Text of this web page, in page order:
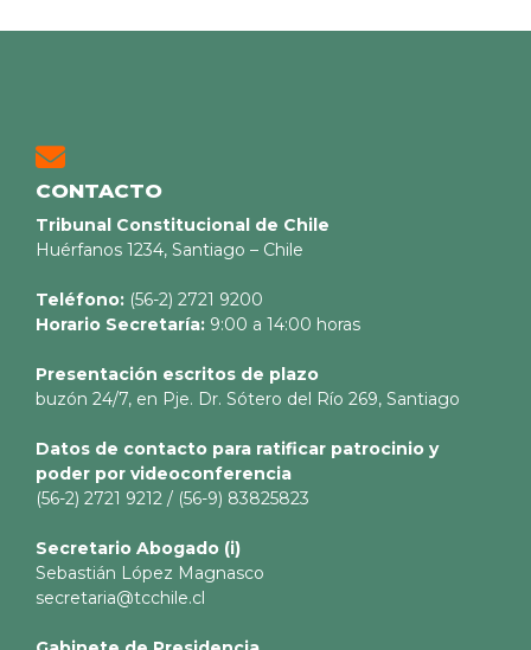
CONTACTO
Tribunal Constitucional de Chile
Huérfanos 1234, Santiago – Chile
Teléfono: (56-2) 2721 9200
Horario Secretaría: 9:00 a 14:00 horas
Presentación escritos de plazo
buzón 24/7, en Pje. Dr. Sótero del Río 269, Santiago
Datos de contacto para ratificar patrocinio y
poder por videoconferencia
(56-2) 2721 9212 / (56-9) 83825823
Secretario Abogado (i)
Sebastián López Magnasco
secretaria@tcchile.cl